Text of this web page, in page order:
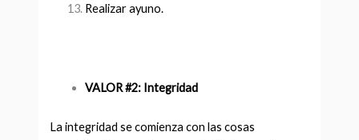
Realizar ayuno.
VALOR #2: Integridad
La integridad se comienza con las cosas